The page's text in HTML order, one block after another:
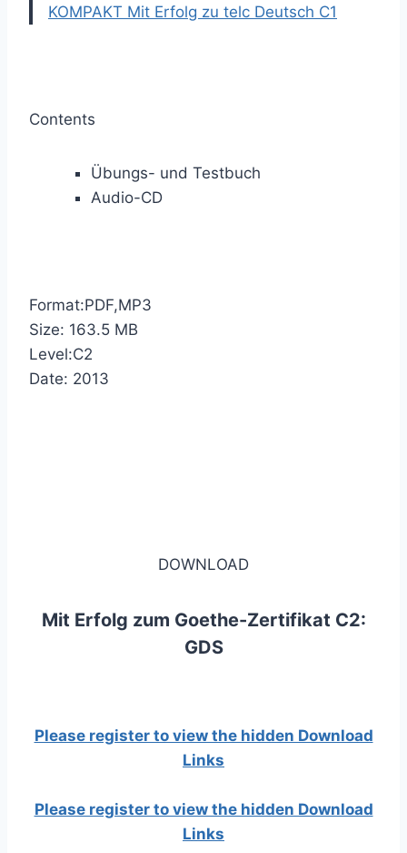
KOMPAKT Mit Erfolg zu telc Deutsch C1
Contents
Übungs- und Testbuch
Audio-CD
Format:PDF,MP3
Size: 163.5 MB
Level:C2
Date: 2013
DOWNLOAD
Mit Erfolg zum Goethe-Zertifikat C2:
GDS
Please register to view the hidden Download
Links
Please register to view the hidden Download
Links